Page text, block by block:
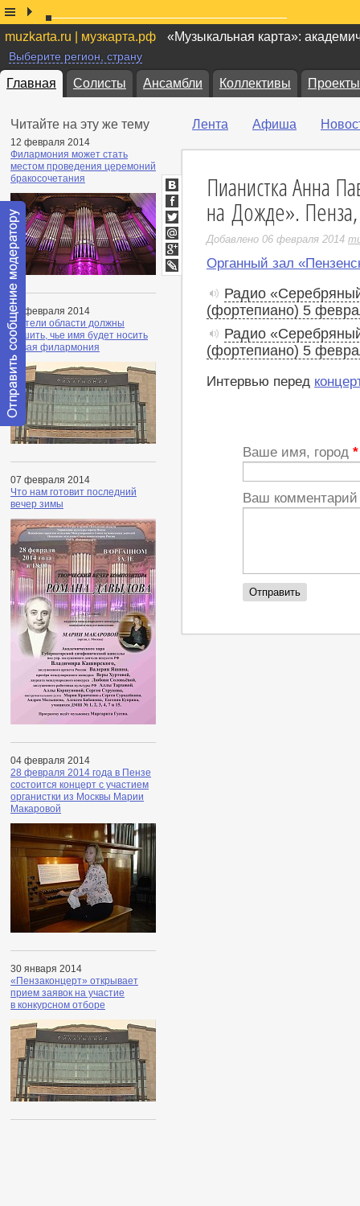
muzkarta.ru | музкарта.рф «Музыкальная карта»:
Выберите регион, страну
Главная Солисты Ансамбли Коллективы Проекты
Читайте на эту же тему
12 февраля 2014
Филармония может стать
местом проведения церемоний
бракосочетания
12 февраля 2014
Жители области должны
решить, чье имя будет носить
новая филармония
07 февраля 2014
Что нам готовит последний
вечер зимы
04 февраля 2014
28 февраля 2014 года в Пензе
состоится концерт с участием
органистки из Москвы Марии
Макаровой
30 января 2014
«Пензаконцерт» открывает
прием заявок на участие
в конкурсном отборе
Лента Афиша
Пианистка Анна
на Дожде».
Добавлено 06 февраля 2014
Органный зал
Радио
(фортепиано) 5
Радио
(фортепиано) 5
Интервью перед
ВКонтакте
Facebook
Twitter
Мой
Мир
Google+
LiveJournal
Ваше имя, город *
Ваш
Отправить
сообщение